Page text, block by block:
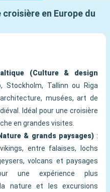
en Europe du
(Culture & design
Stockholm, Tallinn ou Riga
musées, art de
Idéal pour une croisière
en grandes visites.
& grands paysages):
entre falaises, lochs
volcans et paysages
une expérience plus
nature et les excursions